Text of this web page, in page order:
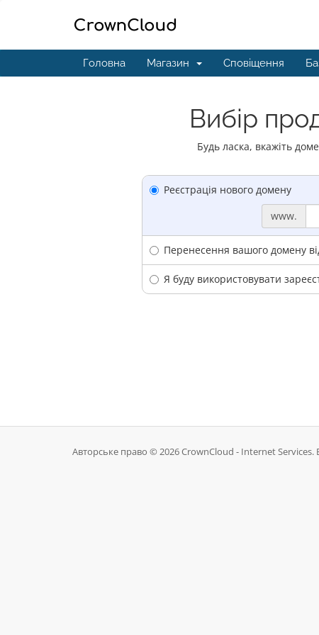
Головна Магазин Сповіщення
Вибір
Будь ласка, вкажіть
Реєстрація нового домену
www.
Перенесення вашого домену
Я буду використовувати
Авторське право © 2026 CrownCloud - Internet Services.